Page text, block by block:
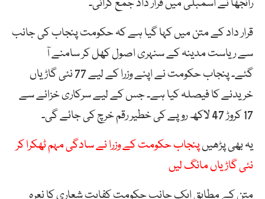
قرار داد کے متن میں کہا گیا ہے کہ حکومت پنجاب کی جانب
سے ریاست مدینہ کے سنہری اصول کھل کر سامنے آ
گئے۔ پنجاب حکومت نے اپنے وزرا کے لیے 77 نئی گاڑیاں
خریدنے کا فیصلہ کیا ہے۔ جس کے لیے سرکاری خزانے سے
17 کروڑ 47 لاکھ روپے کی خطیر رقم خرچ کی جائے گی۔
یہ بھی پڑھیںپنجاب حکومت کے وزرا نے سادگی مہم ٹھکرا کر
نئی گاڑیاں مانگ لیں
متن کے مطابق ایک جانب حکومت کفایت شعاری کا نعرہ